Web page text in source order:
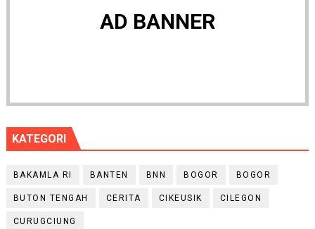
AD BANNER
KATEGORI
BAKAMLA RI BANTEN BNN BOGOR BOGOR
BUTON TENGAH CERITA CIKEUSIK CILEGON
CURUGCIUNG